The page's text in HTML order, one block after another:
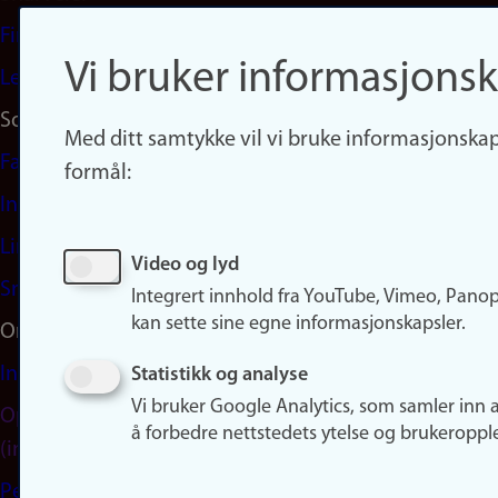
Finn studier
Ledige stillinger
Sosiale medier
Facebook
Instagram
LinkedIn
Snapchat
Om nettstedet
Informasjonskapsler
Oppdater samtykke
(informasjonskapsler)
Personvern
Vi bruker
Med ditt samtykke vil vi bruke
formål:
Video og lyd
Integrert innhold fra YouTube, Vimeo,
kan sette sine egne informasjonskapsler.
Statistikk og analyse
Vi bruker Google Analytics, som samler inn
å forbedre nettstedets ytelse og